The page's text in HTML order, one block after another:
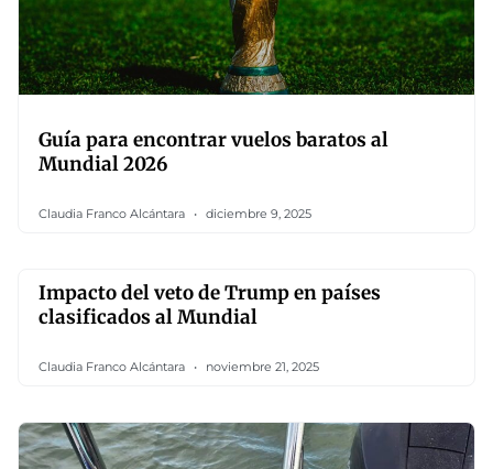
Guía para encontrar vuelos baratos al
Mundial 2026
Claudia Franco Alcántara diciembre 9, 2025
Impacto del veto de Trump en países
clasificados al Mundial
Claudia Franco Alcántara noviembre 21, 2025